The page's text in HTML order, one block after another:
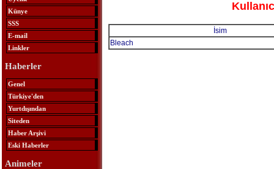
Künye
SSS
E-mail
Linkler
Haberler
Genel
Türkiye'den
Yurtdışından
Siteden
Haber Arşivi
Eski Haberler
Animeler
İsim
Bleach